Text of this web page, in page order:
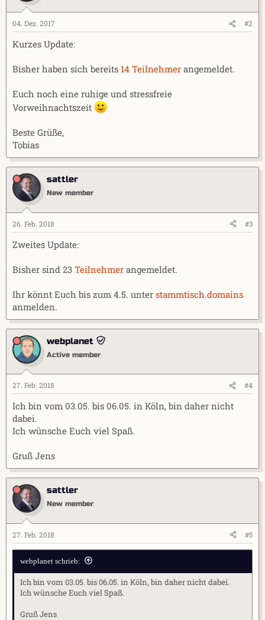
04. Dez. 2017 #2
Kurzes Update:
Bisher haben sich bereits 14 Teilnehmer angemeldet.
Euch noch eine ruhige und stressfreie
Vorweihnachtszeit
Beste Grüße,
Tobias
sattler
New member
26. Feb. 2018 #3
Zweites Update:
Bisher sind 23 Teilnehmer angemeldet.
Ihr könnt Euch bis zum 4.5. unter stammtisch.domains
anmelden.
webplanet
Active member
27. Feb. 2018 #4
Ich bin vom 03.05. bis 06.05. in Köln, bin daher nicht
dabei.
Ich wünsche Euch viel Spaß.
Gruß Jens
sattler
New member
27. Feb. 2018 #5
webplanet schrieb:
Ich bin vom 03.05. bis 06.05. in Köln, bin daher nicht dabei.
Ich wünsche Euch viel Spaß.
Gruß Jens